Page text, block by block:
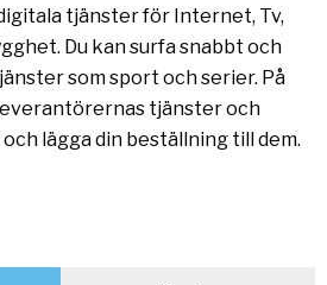
tjänster för Internet, Tv,
Du kan surfa snabbt och
som sport och serier. På
tjänster och
lägga din beställning till dem.